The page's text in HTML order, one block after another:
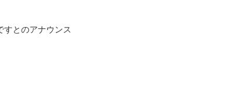
すとのアナウンス